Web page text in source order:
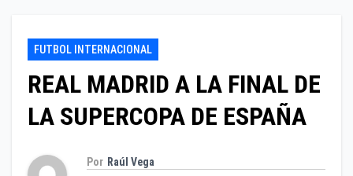
FUTBOL INTERNACIONAL
REAL MADRID A LA FINAL DE
LA SUPERCOPA DE ESPAÑA
Por Raúl Vega